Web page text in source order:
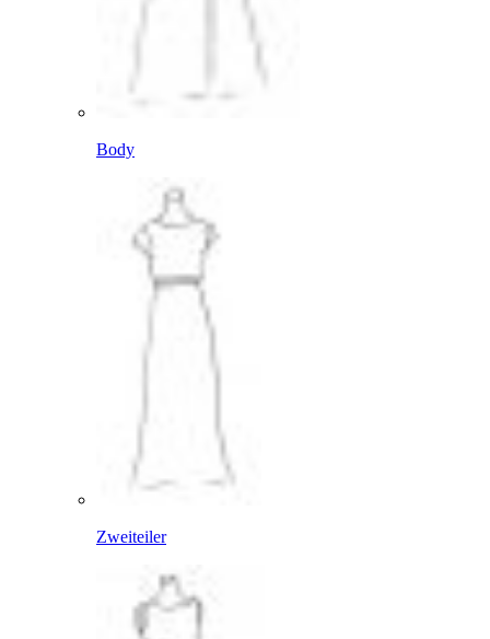
Body
Zweiteiler